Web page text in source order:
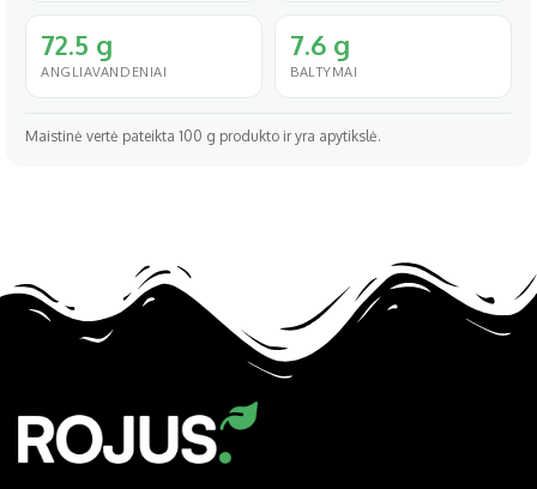
72.5 g
ANGLIAVANDENIAI
7.6 g
BALTYMAI
Maistinė vertė pateikta 100 g produkto ir yra apytikslė.